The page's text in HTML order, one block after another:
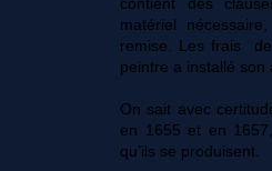
matériel
remise. Les frais de
peintre a installé son
On sait avec
en 1655 et en
qu’ils se produisent.